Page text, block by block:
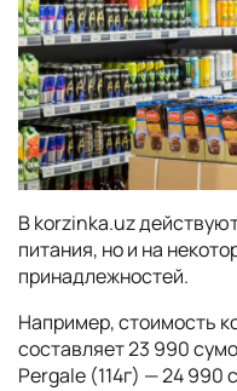
В korzinka.uz
питания, но и на
принадлежностей.
Например, стоимость
составляет 23 990
Pergale (114г) — 24 990